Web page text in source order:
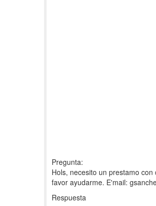
Pregunta:
Hols, necesito un prestamo
favor ayudarme. E'mail:
Respuesta